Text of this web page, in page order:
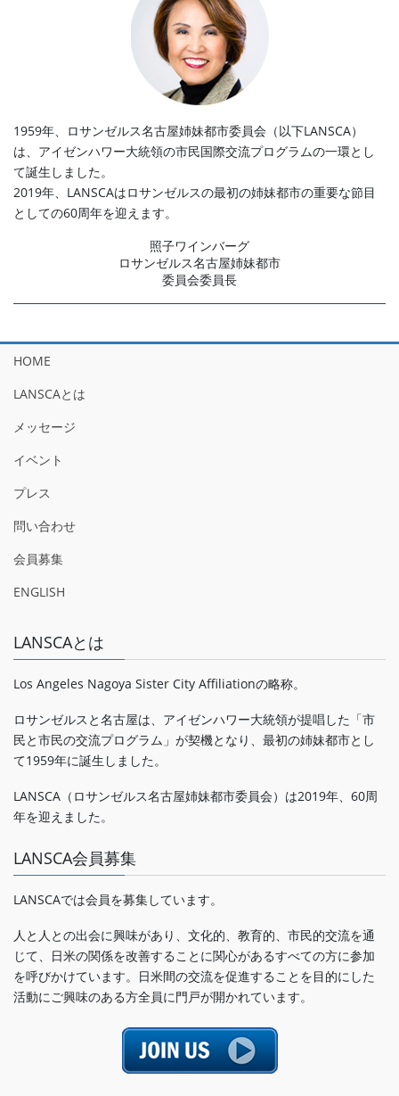
1959年、ロサンゼルス名古屋姉妹都市委員会（以下LANSCA）
は、アイゼンハワー大統領の市民国際交流プログラムの一環とし
て誕生しました。
2019年、LANSCAはロサンゼルスの最初の姉妹都市の重要な節目
としての60周年を迎えます。
照子ワインバーグ
ロサンゼルス名古屋姉妹都市
委員会委員長
HOME
LANSCAとは
メッセージ
イベント
プレス
問い合わせ
会員募集
ENGLISH
LANSCAとは
Los Angeles Nagoya Sister City Affiliationの略称。
ロサンゼルスと名古屋は、アイゼンハワー大統領が提唱した「市
民と市民の交流プログラム」が契機となり、最初の姉妹都市とし
て1959年に誕生しました。
LANSCA（ロサンゼルス名古屋姉妹都市委員会）は2019年、60周
年を迎えました。
LANSCA会員募集
LANSCAでは会員を募集しています。
人と人との出会に興味があり、文化的、教育的、市民的交流を通
じて、日米の関係を改善することに関心があるすべての方に参加
を呼びかけています。日米間の交流を促進することを目的にした
活動にご興味のある方全員に門戸が開かれています。